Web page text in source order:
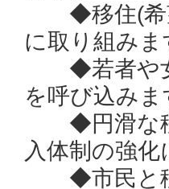
◆移住(希望
に取り組みま
◆若者や女
を呼び込みま
◆円滑な移
入体制の強化
◆市民と移